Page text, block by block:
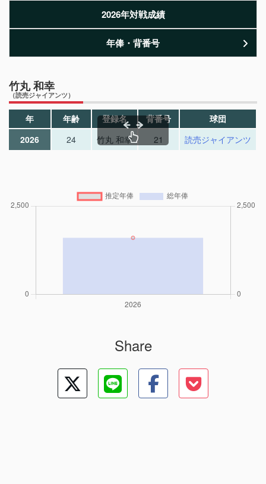
2026年対戦成績
年俸・背番号
竹丸 和幸
（読売ジャイアンツ）
年 年齢 登録名 背番号 球団
2026
24 竹丸 和幸 21 読売ジャイアンツ
Share